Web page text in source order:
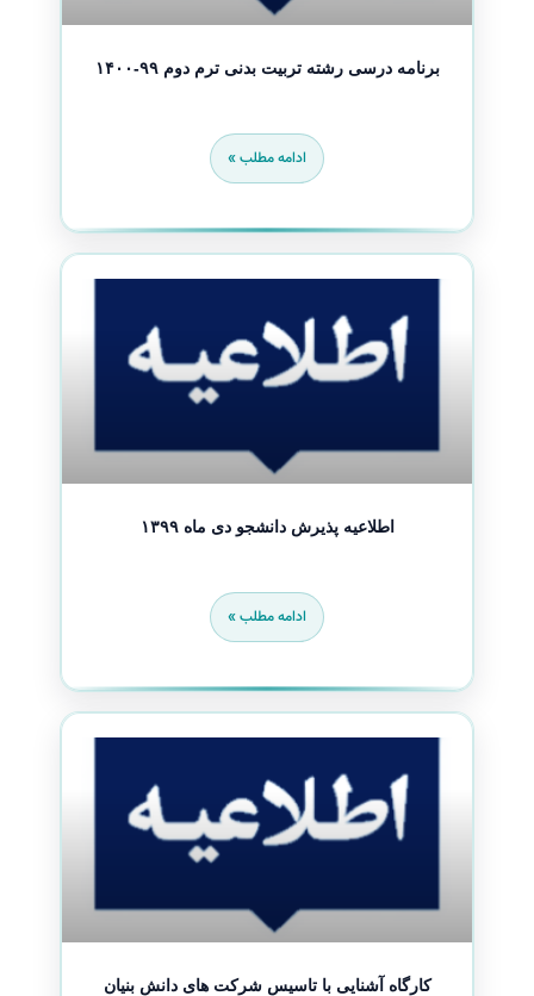
برنامه درسی رشته تربیت بدنی ترم دوم ۹۹-۱۴۰۰
ادامه مطلب »
اطلاعیه پذیرش دانشجو دی ماه ۱۳۹۹
ادامه مطلب »
کارگاه آشنایی با تاسیس شرکت های دانش بنیان